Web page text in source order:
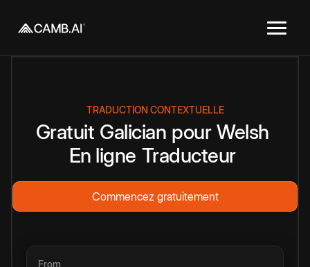
TRADUCTION CONTEXTUELLE
Gratuit Galician pour Welsh
En ligne Traducteur
Commencez gratuitement
From